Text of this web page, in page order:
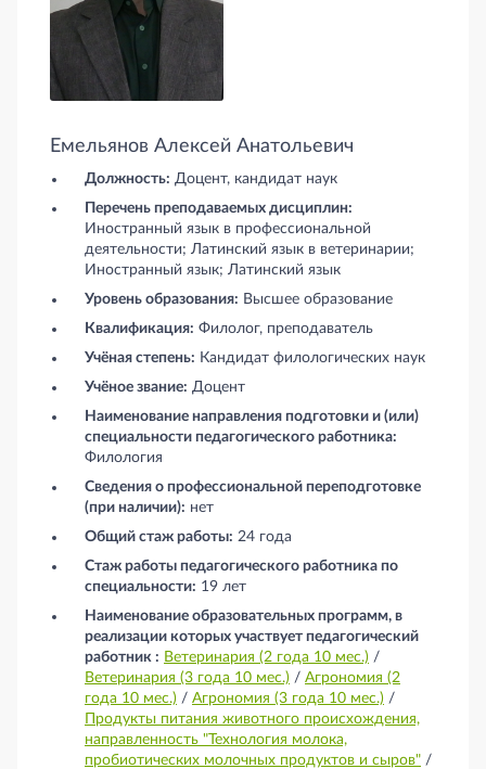
Емельянов Алексей Анатольевич
Должность: Доцент, кандидат наук
Перечень преподаваемых дисциплин:
Иностранный язык в профессиональной
деятельности; Латинский язык в ветеринарии;
Иностранный язык; Латинский язык
Уровень образования: Высшее образование
Квалификация: Филолог, преподаватель
Учёная степень: Кандидат филологических наук
Учёное звание: Доцент
Наименование направления подготовки и (или)
специальности педагогического работника:
Филология
Сведения о профессиональной переподготовке
(при наличии): нет
Общий стаж работы: 24 года
Стаж работы педагогического работника по
специальности: 19 лет
Наименование образовательных программ, в
реализации которых участвует педагогический
работник : Ветеринария (2 года 10 мес.) /
Ветеринария (3 года 10 мес.) / Агрономия (2
года 10 мес.) / Агрономия (3 года 10 мес.) /
Продукты питания животного происхождения,
направленность "Технология молока,
пробиотических молочных продуктов и сыров" /